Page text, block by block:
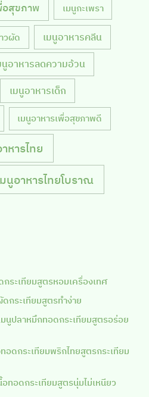
อสุขภาพ เมนูกะเพรา
วผัด เมนูอาหารคลีน
นูอาหารลดความอ้วน
เมนูอาหารเด็ก
เมนูอาหารเพื่อสุขภาพดี
หารไทย
มนูอาหารไทยโบราณ
กระเทียมสูตรหอมเครื่องเทศ
กระเทียมสูตรทำง่าย
นูปลาหมึกทอดกระเทียมสูตรอร่อย
อดกระเทียมพริกไทยสูตรกระเทียม
อทอดกระเทียมสูตรนุ่มไม่เหนียว